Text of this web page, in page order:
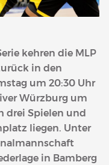
kehren die MLP
in den
um 20:30 Uhr
Würzburg um
drei Spielen und
liegen. Unter
in Bamberg